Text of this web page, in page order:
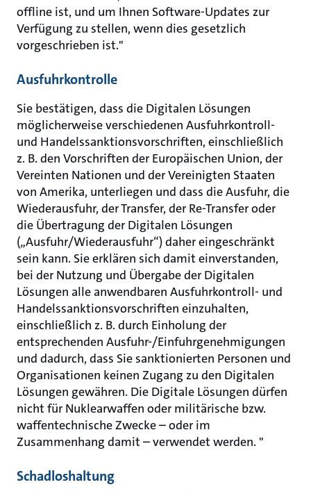
offline ist, und um Ihnen Software-Updates zur
Verfügung zu stellen, wenn dies gesetzlich
vorgeschrieben ist."
Ausfuhrkontrolle
Sie bestätigen, dass die Digitalen Lösungen
möglicherweise verschiedenen Ausfuhrkontroll-
und Handelssanktionsvorschriften, einschließlich
z. B. den Vorschriften der Europäischen Union, der
Vereinten Nationen und der Vereinigten Staaten
von Amerika, unterliegen und dass die Ausfuhr, die
Wiederausfuhr, der Transfer, der Re-Transfer oder
die Übertragung der Digitalen Lösungen
(„Ausfuhr/Wiederausfuhr“) daher eingeschränkt
sein kann. Sie erklären sich damit einverstanden,
bei der Nutzung und Übergabe der Digitalen
Lösungen alle anwendbaren Ausfuhrkontroll- und
Handelssanktionsvorschriften einzuhalten,
einschließlich z. B. durch Einholung der
entsprechenden Ausfuhr-/Einfuhrgenehmigungen
und dadurch, dass Sie sanktionierten Personen und
Organisationen keinen Zugang zu den Digitalen
Lösungen gewähren. Die Digitale Lösungen dürfen
nicht für Nuklearwaffen oder militärische bzw.
waffentechnische Zwecke – oder im
Zusammenhang damit – verwendet werden. "
Schadloshaltung